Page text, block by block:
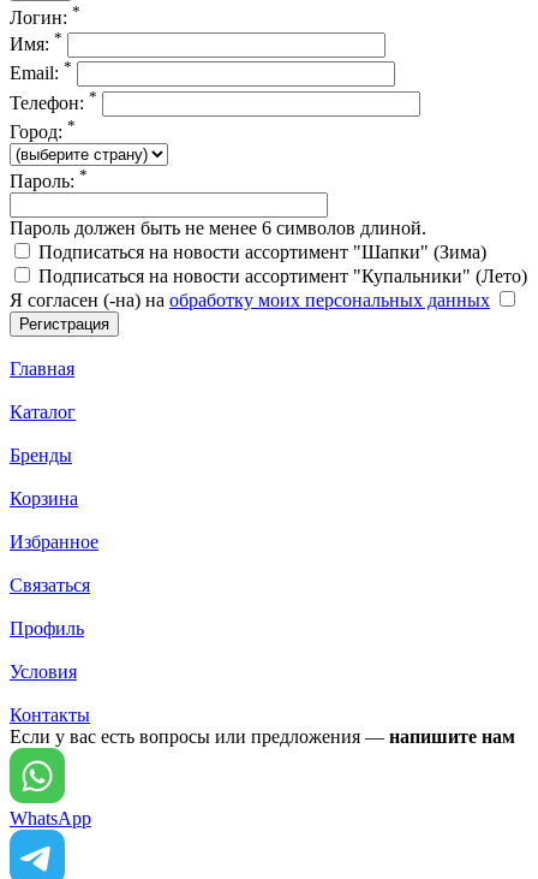
Логин: *
Имя: *
Email: *
Телефон: *
Город: *
Пароль: *
Пароль должен быть не менее 6 символов длиной.
Подписаться на новости ассортимент "Шапки" (Зима)
Подписаться на новости ассортимент "Купальники" (Лето)
Я согласен (-на) на обработку моих персональных данных
Главная
Каталог
Бренды
Корзина
Избранное
Связаться
Профиль
Условия
Контакты
Если у вас есть вопросы или предложения — напишите нам
WhatsApp